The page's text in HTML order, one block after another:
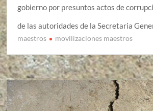
gobierno por presuntos actos de
de las autoridades de la Secretaria
maestros movilizaciones maestros